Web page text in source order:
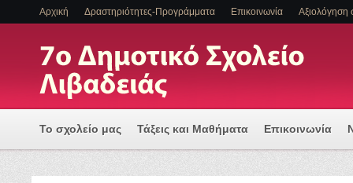
Αρχική Δραστηριότητες-Προγράμματα Επικοινωνία Αξιολόγηση
Το σχολείο μας Τάξεις και Μαθήματα Επικοινωνία
Πρόγραμμα Εισαγωγής Η/Υ για μια Ψηφιακά